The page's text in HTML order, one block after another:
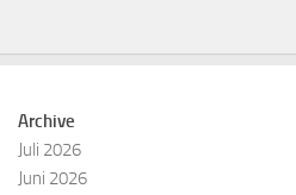
Archive
Juli 2026
Juni 2026